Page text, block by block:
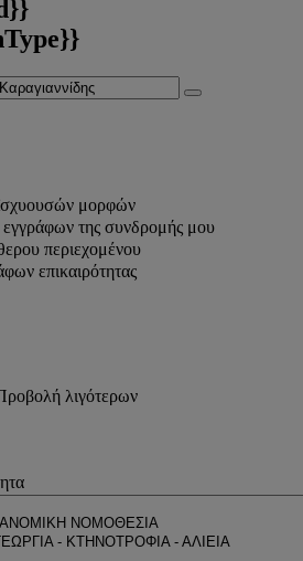
μορφών
της συνδρομής μου
περιεχομένου
επικαιρότητας
λιγότερων